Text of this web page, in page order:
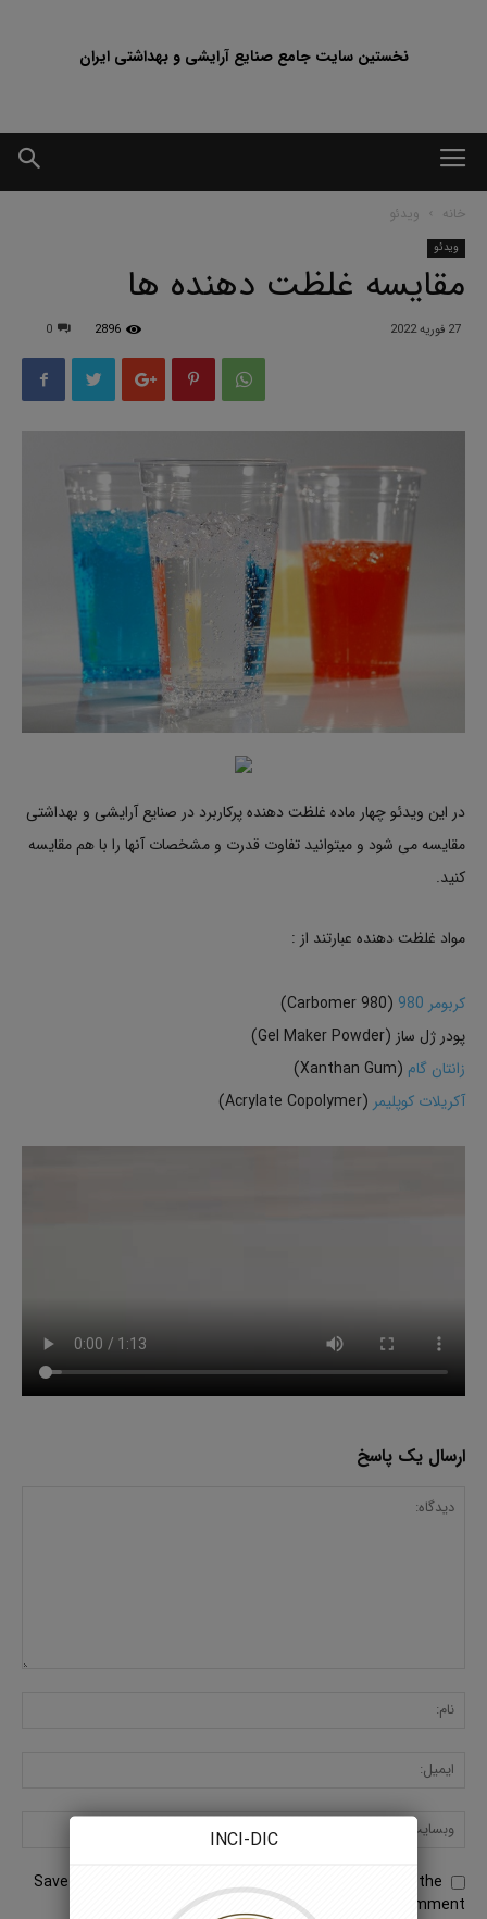
نخستین سایت جامع صنایع آرایشی و بهداشتی ایران
خانه ویدئو
ویدئو
مقایسه غلظت دهنده ها
27 فوریه 2022 0 2896
در این ویدئو چهار ماده غلظت دهنده پرکاربرد در صنایع آرایشی و بهداشتی
مقایسه می شود و میتوانید تفاوت قدرت و مشخصات آنها را با هم مقایسه
کنید.
مواد غلظت دهنده عبارتند از :
کربومر 980
(Carbomer 980)
پودر ژل ساز (Gel Maker Powder)
زانتان گام (Xanthan Gum)
آکریلات کوپلیمر (Acrylate Copolymer)
ارسال یک پاسخ
Save my name, email, and website in this browser for the
next time I comment.
INCI-DIC